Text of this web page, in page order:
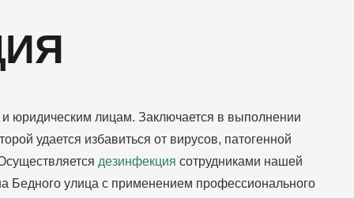
юридическим лицам. Заключается в выполнении
удается избавиться от вирусов, патогенной
дезинфекция сотрудниками нашей
Бедного улица с применением профессионального